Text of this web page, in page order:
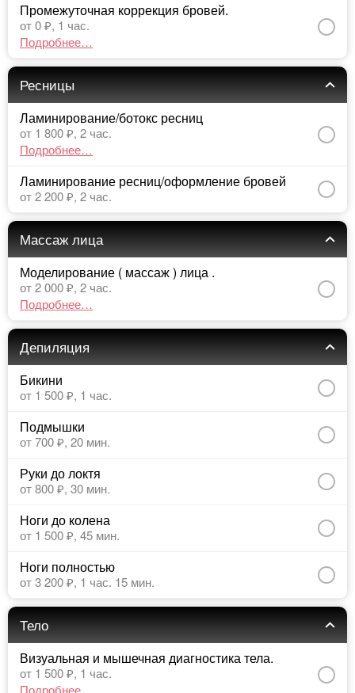
Промежуточная коррекция бровей.
от 0 ₽, 1 час.
Подробнее…
Ресницы
Ламинирование/ботокс ресниц
от 1 800 ₽, 2 час.
Подробнее…
Ламинирование ресниц/оформление бровей
от 2 200 ₽, 2 час.
Массаж лица
Моделирование ( массаж ) лица .
от 2 000 ₽, 2 час.
Подробнее…
Депиляция
Бикини
от 1 500 ₽, 1 час.
Подмышки
от 700 ₽, 20 мин.
Руки до локтя
от 800 ₽, 30 мин.
Ноги до колена
от 1 500 ₽, 45 мин.
Ноги полностью
от 3 200 ₽, 1 час. 15 мин.
Тело
Визуальная и мышечная диагностика тела.
от 1 500 ₽, 1 час.
Подробнее…